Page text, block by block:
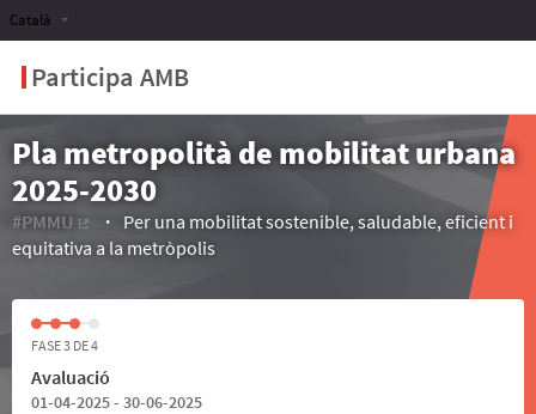
Participa AMB
Català
Pla metropolità de mobilitat urbana
2025-2030
#PMMU
(Enllaç extern)
Per una mobilitat sostenible, saludable, eficient i
equitativa a la metròpolis
FASE 3 DE 4
Avaluació
01-04-2025 - 30-06-2025